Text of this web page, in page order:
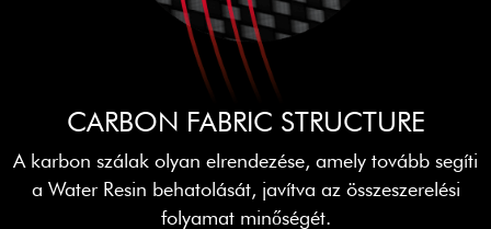
CARBON FABRIC STRUCTURE
A karbon szálak olyan elrendezése, amely tovább segíti
a Water Resin behatolását, javítva az összeszerelési
folyamat minőségét.